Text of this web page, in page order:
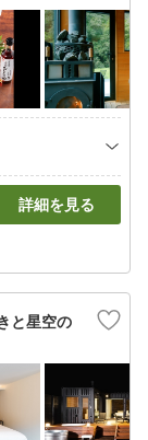
詳細を見る
と星空の